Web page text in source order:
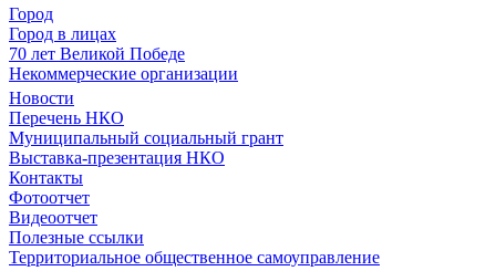
Город
Город в лицах
70 лет Великой Победе
Некоммерческие организации
Новости
Перечень НКО
Муниципальный социальный грант
Выставка-презентация НКО
Контакты
Фотоотчет
Видеоотчет
Полезные ссылки
Территориальное общественное самоуправление